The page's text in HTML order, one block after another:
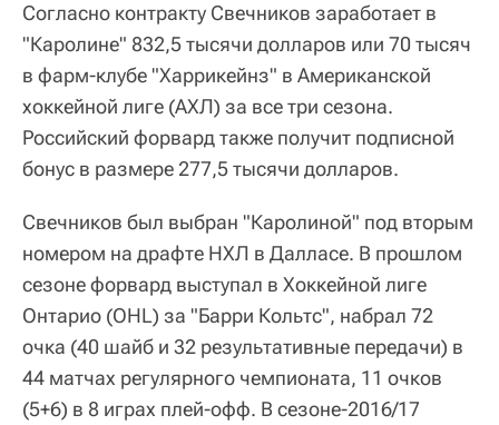
Согласно контракту Свечников заработает в
"Каролине" 832,5 тысячи долларов или 70 тысяч
в фарм-клубе "Харрикейнз" в Американской
хоккейной лиге (АХЛ) за все три сезона.
Российский форвард также получит подписной
бонус в размере 277,5 тысячи долларов.
Свечников был выбран "Каролиной" под вторым
номером на драфте НХЛ в Далласе. В прошлом
сезоне форвард выступал в Хоккейной лиге
Онтарио (OHL) за "Барри Кольтс", набрал 72
очка (40 шайб и 32 результативные передачи) в
44 матчах регулярного чемпионата, 11 очков
(5+6) в 8 играх плей-офф. В сезоне-2016/17